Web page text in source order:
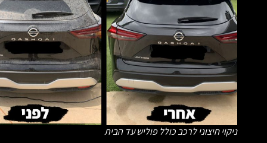
ניקוי חיצוני לרכב כולל פוליש עד הבית